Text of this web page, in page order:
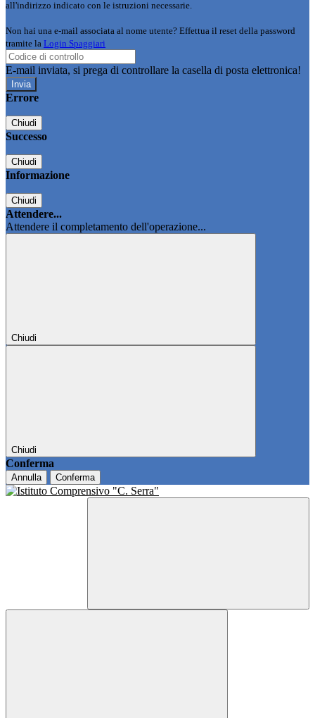
all'indirizzo indicato con le istruzioni necessarie.
Non hai una e-mail associata al nome utente? Effettua il reset della password
tramite la Login Spaggiari
E-mail inviata, si prega di controllare la casella di posta elettronica!
Errore
Chiudi
Successo
Chiudi
Informazione
Chiudi
Attendere...
Attendere il completamento dell'operazione...
Chiudi
Chiudi
Conferma
Annulla Conferma